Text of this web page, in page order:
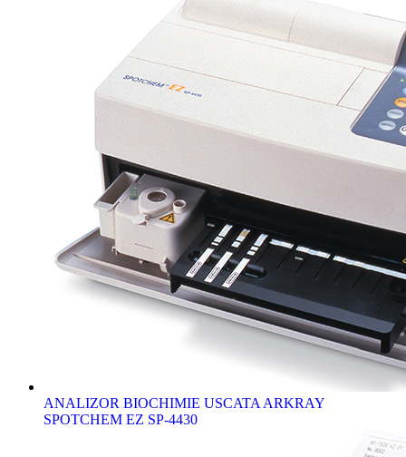
ANALIZOR BIOCHIMIE USCATA ARKRAY
SPOTCHEM EZ SP-4430